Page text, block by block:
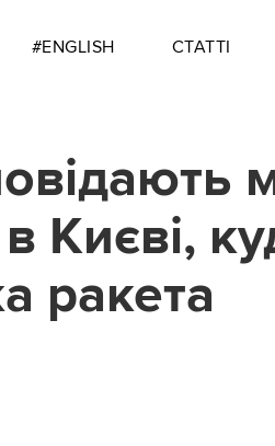
#ENGLISH СТАТТІ
Києві,
ракета